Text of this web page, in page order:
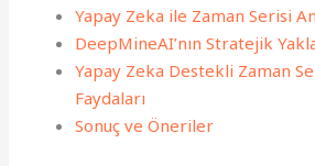
Yapay Zeka ile Zaman Serisi
DeepMineAI’nın Stratejik
Yapay Zeka Destekli Zaman
Faydaları
Sonuç ve Öneriler